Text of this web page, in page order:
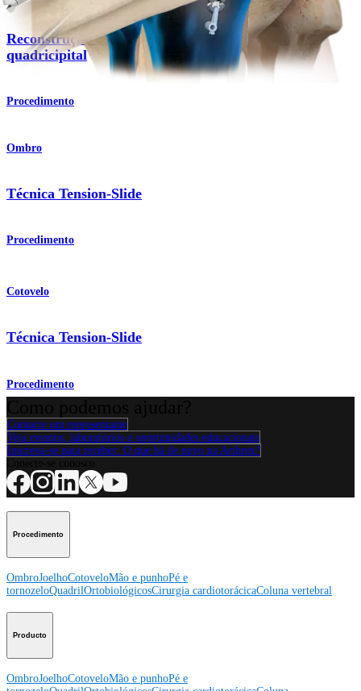
Reconstrução do LCA com enxerto do tendão
quadricipital
Procedimento
Ombro
Técnica Tension-Slide
Procedimento
Cotovelo
Técnica Tension-Slide
Procedimento
Contacte um representante
Veja eventos, laboratórios e oportunidades educacionais
Inscreva-se para receber: O que há de novo na Arthrex?
Procedimento
OmbroJoelhoCotoveloMão e punhoPé e
tornozeloQuadrilOrtobiológicosCirurgia cardiotorácicaColuna vertebral
Producto
OmbroJoelhoCotoveloMão e punhoPé e